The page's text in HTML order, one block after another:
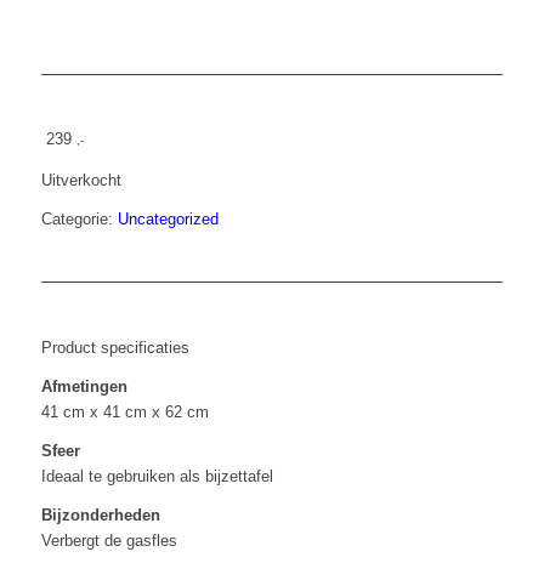
239 ,-
Uitverkocht
Categorie: Uncategorized
Product specificaties
Afmetingen
41 cm x 41 cm x 62 cm
Sfeer
Ideaal te gebruiken als bijzettafel
Bijzonderheden
Verbergt de gasfles